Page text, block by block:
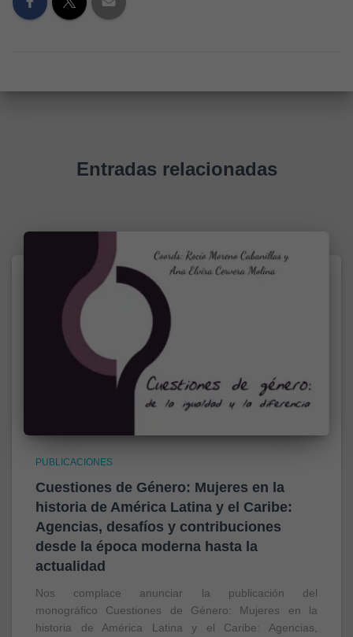
Entradas relacionadas
PUBLICACIONES
Cuestiones de Género: Mujeres en la
historia de América Latina y el Caribe:
Agencias, desafíos y contribuciones
desde la época moderna hasta la
actualidad
Nos complace anunciar la publicación del
monográfico Cuestiones de Género: Mujeres en la
historia de América Latina y el Caribe: Agencias,